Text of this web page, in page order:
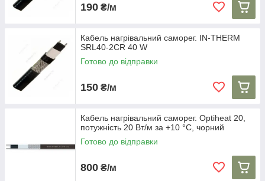
190 ₴/м
Кабель нагрівальний саморег. IN-THERM
SRL40-2CR 40 W
Готово до відправки
150 ₴/м
Кабель нагрівальний саморег. Optiheat 20,
потужність 20 Вт/м за +10 °C, чорний
Готово до відправки
800 ₴/м